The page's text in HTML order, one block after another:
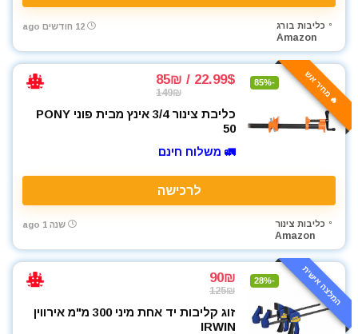
כליבות בורג
Amazon
12 חודשים ago
🔥 מחיר אש -85%
22.99$ / 85₪
149₪
כליבת צינור 3/4 אינץ מבית פוני PONY
50
🚛 משלוח חינם
לרכישה
כליבות צינור
Amazon
שנה 1 ago
המלצה אישית -28%
90₪
125₪
זוג קליבות יד אחת מיני 300 מ"מ אירווין
IRWIN